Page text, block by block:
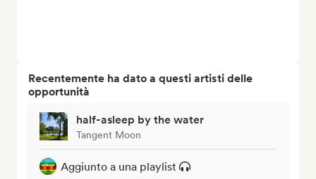
Recentemente ha dato a questi artisti delle
opportunità
half-asleep by the water
Tangent Moon
Aggiunto a una playlist